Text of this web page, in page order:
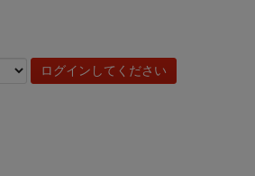
ログインしてください